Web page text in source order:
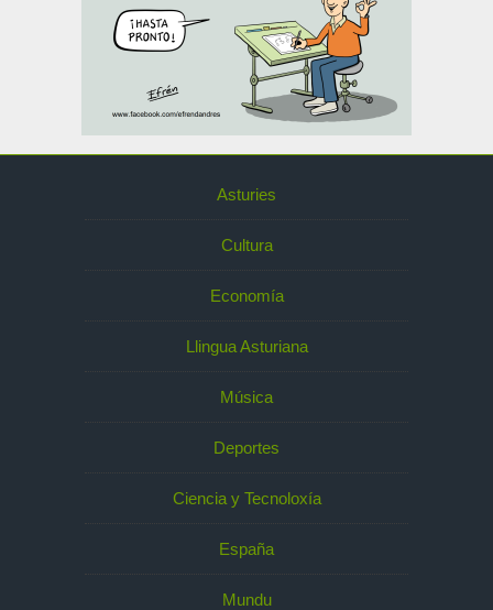
Asturies
Cultura
Economía
Llingua Asturiana
Música
Deportes
Ciencia y Tecnoloxía
España
Mundu